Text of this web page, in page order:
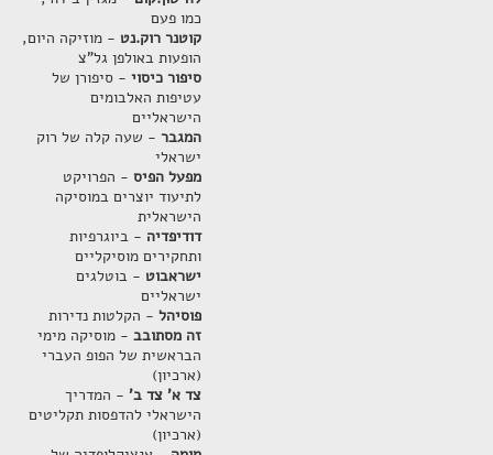
כמו פעם
קוטנר רוק.נט - מוזיקה היום,
הופעות באולפן גל"צ
סיפור כיסוי- סיפורן של
עטיפות האלבומים
הישראליים
המגבר- שעה קלה של רוק
ישראלי
מפעל הפיס- הפרויקט
לתיעוד יוצרים במוסיקה
הישראלית
דודיפדיה - ביוגרפיות
ותחקירים מוסיקליים
ישראבוט - בוטלגים
ישראליים
פוסיהל- הקלטות נדירות
זה מסתובב- מוסיקה מימי
הבראשית של הפופ העברי
(ארכיון)
צד א' צד ב'- המדריך
הישראלי להדפסות תקליטים
(ארכיון)